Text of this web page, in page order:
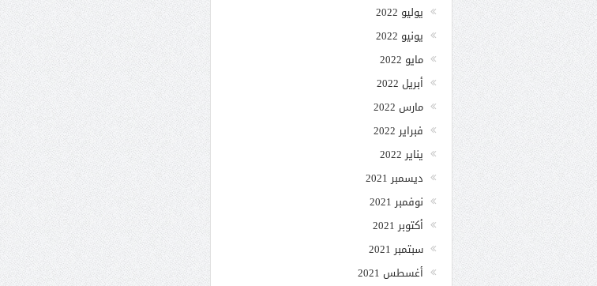
يوليو 2022
يونيو 2022
مايو 2022
أبريل 2022
مارس 2022
فبراير 2022
يناير 2022
ديسمبر 2021
نوفمبر 2021
أكتوبر 2021
سبتمبر 2021
أغسطس 2021